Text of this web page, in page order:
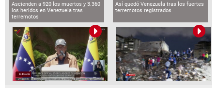
Ascienden a 920 los muertos y 3.360
los heridos en Venezuela tras
terremotos
Así quedó Venezuela tras los fuertes
terremotos registrados